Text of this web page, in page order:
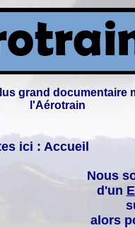
grand documentaire
l'Aérotrain
ici : Accueil
Nous
d'un
alors